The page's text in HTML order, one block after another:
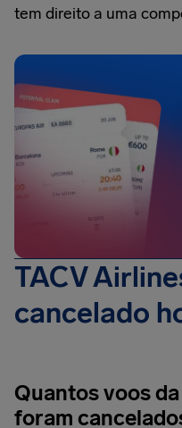
tem direito a uma
TACV
cancelado
Quantos voos
foram